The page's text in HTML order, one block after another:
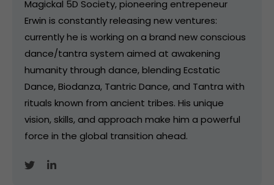
Magickal 5D Society, pioneering entrepeneur
Erwin is constantly releasing new ventures:
currently he is working on a brand new conscious
dance/tantra system aimed at awakening
humanity through dance, blending Ecstatic
Dance, Biodanza, Tantric Dance, and Tantra with
rituals known from ancient tribes. His unique
vision, skills, and approach make him a powerful
force in the global transition ahead.